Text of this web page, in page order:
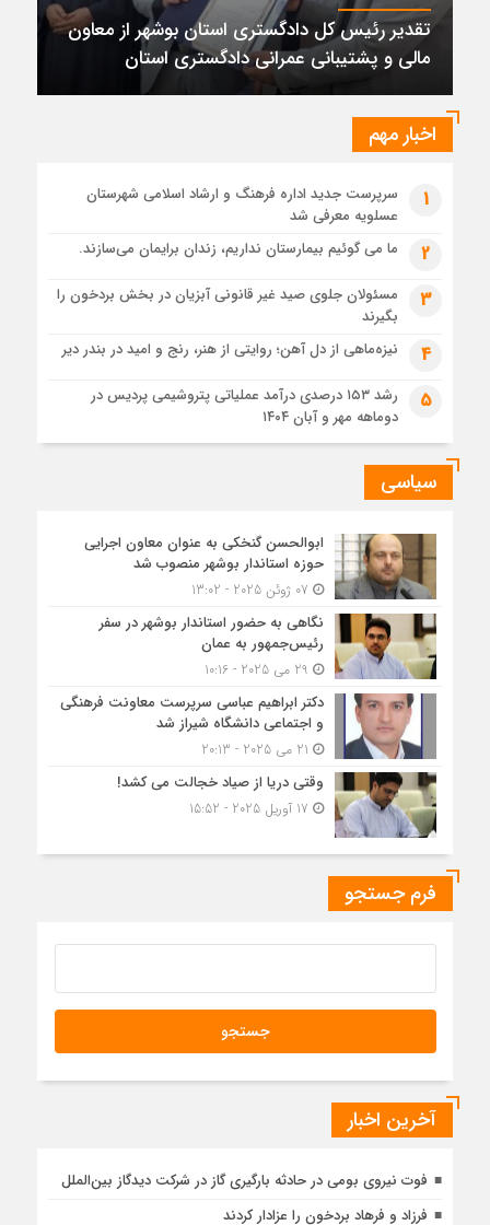
پتروشیمی نوری بر سکوی طلای BRICS 2026 ایستاد
1 ماه قبل
تقدیر رئیس کل دادگستری استان بوشهر از معاون مالی و
پشتیبانی عمرانی دادگستری استان
1 ماه قبل
دادستان بوشهر: تسری منطقه آزاد به بافت شهری مرکز استان
1 ماه قبل
زابل و بندر دیر در فهرست داغ‌ترین نقاط جهان؛ جنوب و شرق ایران
زیر آتش تابستان
تقدیر رئیس کل دادگستری استان بوشهر از معاون
مالی و پشتیبانی عمرانی دادگستری استان
اخبار مهم
1
سرپرست جدید اداره فرهنگ و ارشاد اسلامی شهرستان
عسلویه معرفی شد
2 ما می گوئیم بیمارستان نداریم، زندان برایمان می‌سازند.
3
مسئولان جلوی صید غیر قانونی آبزیان در بخش بردخون را
بگیرند
4 نیزه‌ماهی از دل آهن؛ روایتی از هنر، رنج و امید در بندر دیر
5
رشد ۱۵۳ درصدی درآمد عملیاتی پتروشیمی پردیس در
دوماهه مهر و آبان ۱۴۰۴
سیاسی
ابوالحسن گنخکی به عنوان معاون اجرایی
حوزه استاندار بوشهر منصوب شد
نگاهی به حضور استاندار بوشهر در سفر
رئیس‌جمهور به عمان
دکتر ابراهیم عباسی سرپرست معاونت فرهنگی
و اجتماعی دانشگاه شیراز شد
وقتی دریا از صیاد خجالت می کشد!
فرم جستجو
آخرین اخبار
فوت نیروی بومی در حادثه بارگیری گاز در شرکت دیدگاز بین‌الملل
فرزاد و فرهاد بردخون را عزادار کردند